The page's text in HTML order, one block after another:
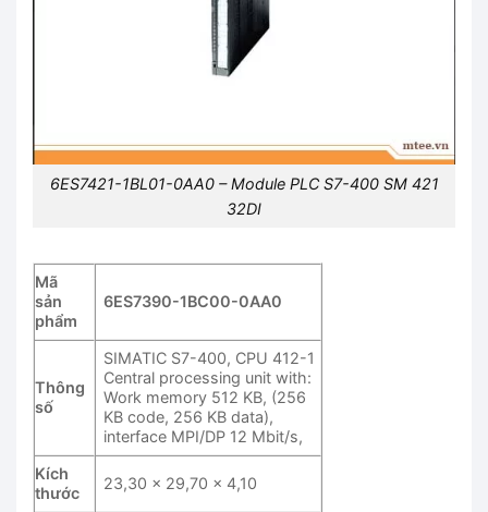
6ES7421-1BL01-0AA0 – Module PLC S7-400 SM 421
32DI
Mã
sản
phẩm
6ES7390-1BC00-0AA0
Thông
số
SIMATIC S7-400, CPU 412-1
Central processing unit with:
Work memory 512 KB, (256
KB code, 256 KB data),
interface MPI/DP 12 Mbit/s,
Kích
thước
23,30 x 29,70 x 4,10